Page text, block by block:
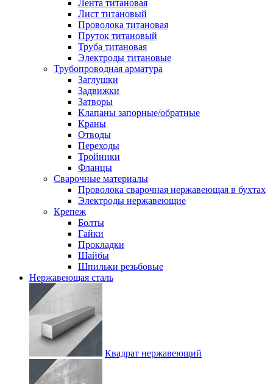
Лента титановая
Лист титановый
Проволока титановая
Пруток титановый
Труба титановая
Электроды титановые
Трубопроводная арматура
Заглушки
Задвижки
Затворы
Клапаны запорные/обратные
Краны
Отводы
Переходы
Тройники
Фланцы
Сварочные материалы
Проволока сварочная нержавеющая в бухтах
Электроды нержавеющие
Крепеж
Болты
Гайки
Прокладки
Шайбы
Шпильки резьбовые
Нержавеющая сталь
Квадрат нержавеющий